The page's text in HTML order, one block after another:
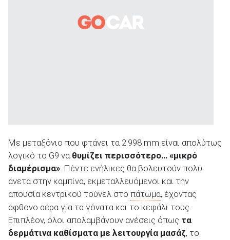
Με μεταξόνιο που φτάνει τα 2.998 mm είναι απολύτως
λογικό το G9 να θυμίζει περισσότερο… «μικρό
διαμέρισμα». Πέντε ενήλικες θα βολευτούν πολύ
άνετα στην καμπίνα, εκμεταλλευόμενοι και την
απουσία κεντρικού τούνελ στο πάτωμα, έχοντας
άφθονο αέρα για τα γόνατα και το κεφάλι τους.
Επιπλέον, όλοι απολαμβάνουν ανέσεις όπως τα
δερμάτινα καθίσματα με λειτουργία μασάζ, το